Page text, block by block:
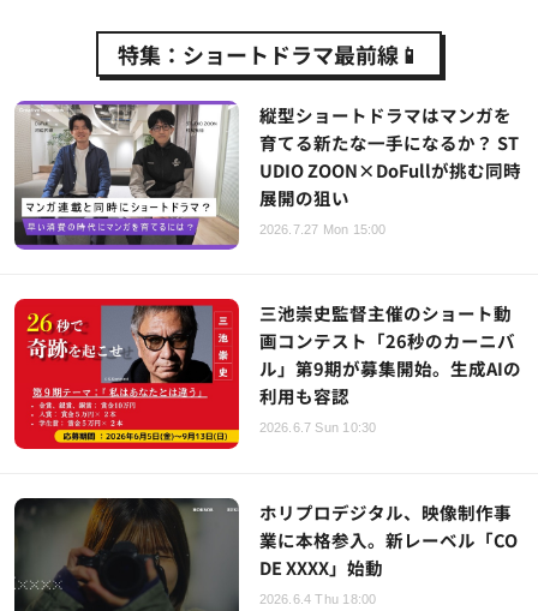
特集：ショートドラマ最前線📱
縦型ショートドラマはマンガを
育てる新たな一手になるか？ ST
UDIO ZOON×DoFullが挑む同時
展開の狙い
2026.7.27 Mon 15:00
三池崇史監督主催のショート動
画コンテスト「26秒のカーニバ
ル」第9期が募集開始。生成AIの
利用も容認
2026.6.7 Sun 10:30
ホリプロデジタル、映像制作事
業に本格参入。新レーベル「CO
DE XXXX」始動
2026.6.4 Thu 18:00